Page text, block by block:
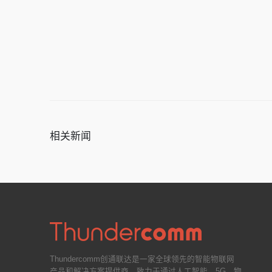
相关新闻
Thundercomm创通联达是一家全球领先的智能物联网